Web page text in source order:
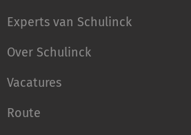
Experts van Schulinck
Over Schulinck
Vacatures
Route